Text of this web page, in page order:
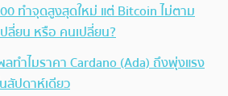
ทำจุดสูงสุดใหม่ แต่ Bitcoin ไม่ตาม
ลี่ยน หรือ คนเปลี่ยน?
ลทำไมราคา Cardano (Ada) ถึงพุ่งแรง
สัปดาห์เดียว